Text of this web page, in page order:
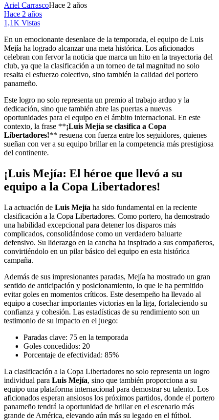
Ariel CarrascoHace 2 años
Hace 2 años
1,1K Vistas
En un emocionante desenlace de la temporada, el equipo de Luis
Mejía ha logrado alcanzar una meta histórica. Los aficionados
celebran con fervor la noticia que marca un hito en la trayectoria del
club, ya que la clasificación a un torneo de tal magnitud no solo
resalta el esfuerzo colectivo, sino también la calidad del portero
panameño.
Este logro no solo representa un premio al trabajo arduo y la
dedicación, sino que también abre las puertas a nuevas
oportunidades para el equipo en el ámbito internacional. En este
contexto, la frase **¡Luis Mejía se clasifica a Copa
Libertadores!** resuena con fuerza entre los seguidores, quienes
sueñan con ver a su equipo brillar en la competencia más prestigiosa
del continente.
¡Luis Mejía: El héroe que llevó a su
equipo a la Copa Libertadores!
La actuación de Luis Mejía ha sido fundamental en la reciente
clasificación a la Copa Libertadores. Como portero, ha demostrado
una habilidad excepcional para detener los disparos más
complicados, consolidándose como un verdadero baluarte
defensivo. Su liderazgo en la cancha ha inspirado a sus compañeros,
convirtiéndolo en un pilar básico del equipo en esta histórica
campaña.
Además de sus impresionantes paradas, Mejía ha mostrado un gran
sentido de anticipación y posicionamiento, lo que le ha permitido
evitar goles en momentos críticos. Este desempeño ha llevado al
equipo a cosechar importantes victorias en la liga, fortaleciendo su
confianza y cohesión. Las estadísticas de su rendimiento son un
testimonio de su impacto en el juego:
Paradas clave: 75 en la temporada
Goles concedidos: 20
Porcentaje de efectividad: 85%
La clasificación a la Copa Libertadores no solo representa un logro
individual para Luis Mejía, sino que también proporciona a su
equipo una plataforma internacional para demostrar su talento. Los
aficionados esperan ansiosos los próximos partidos, donde el portero
panameño tendrá la oportunidad de brillar en el escenario más
grande de América, elevando aún más su legado en el fútbol.